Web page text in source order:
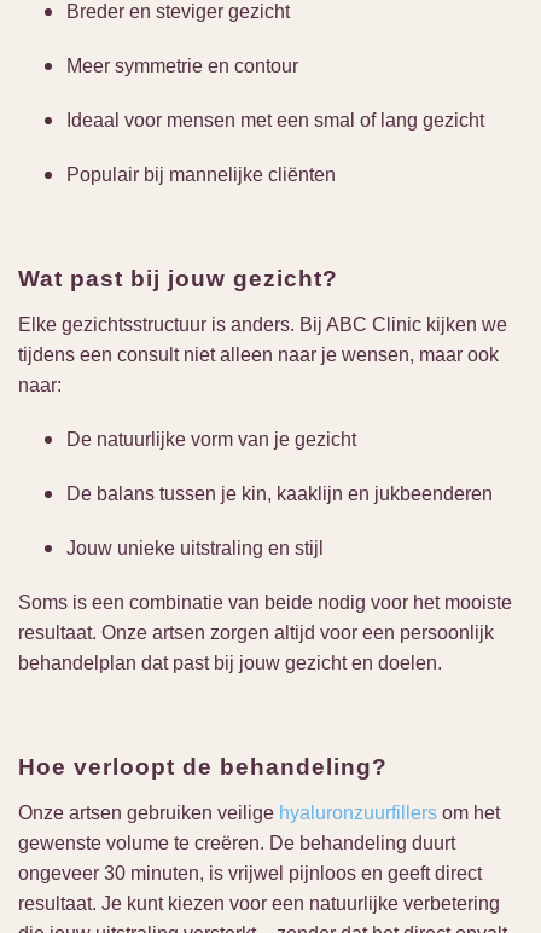
Breder en steviger gezicht
Meer symmetrie en contour
Ideaal voor mensen met een smal of lang gezicht
Populair bij mannelijke cliënten
Wat past bij jouw gezicht?
Elke gezichtsstructuur is anders. Bij ABC Clinic kijken we
tijdens een consult niet alleen naar je wensen, maar ook
naar:
De natuurlijke vorm van je gezicht
De balans tussen je kin, kaaklijn en jukbeenderen
Jouw unieke uitstraling en stijl
Soms is een combinatie van beide nodig voor het mooiste
resultaat. Onze artsen zorgen altijd voor een persoonlijk
behandelplan dat past bij jouw gezicht en doelen.
Hoe verloopt de behandeling?
Onze artsen gebruiken veilige hyaluronzuurfillers om het
gewenste volume te creëren. De behandeling duurt
ongeveer 30 minuten, is vrijwel pijnloos en geeft direct
resultaat. Je kunt kiezen voor een natuurlijke verbetering